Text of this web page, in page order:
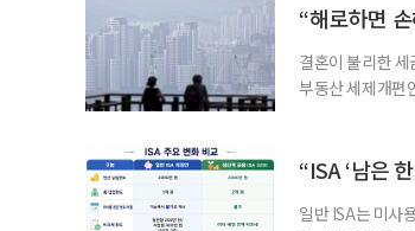
“해로하면
결혼이 불리한
부동산 세제개편
부가 각자 집 한
“ISA ‘남은
일반 ISA는 미사